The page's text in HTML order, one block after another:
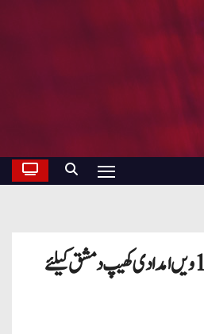
الخدمت فاؤنڈیشن کی 19ویں امدادی کھیپ دمشق کیلئے